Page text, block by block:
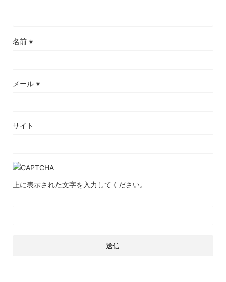
名前 ※
メール ※
サイト
上に表示された文字を入力してください。